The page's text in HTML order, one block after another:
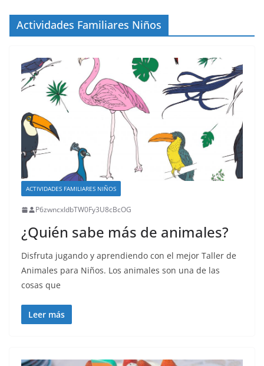
Actividades Familiares Niños
ACTIVIDADES FAMILIARES NIÑOS
P6zwncxIdbTW0Fy3U8cBcOG
¿Quién sabe más de animales?
Disfruta jugando y aprendiendo con el mejor Taller de
Animales para Niños. Los animales son una de las
cosas que
Leer más